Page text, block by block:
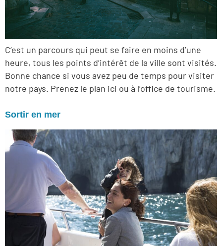
C’est un parcours qui peut se faire en moins d’une
heure, tous les points d’intérêt de la ville sont visités.
Bonne chance si vous avez peu de temps pour visiter
notre pays. Prenez le plan ici ou à l’office de tourisme.
Sortir en mer